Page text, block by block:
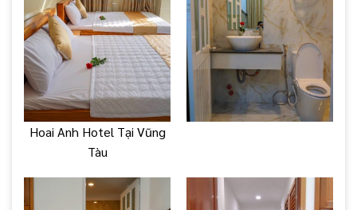
Hoai Anh Hotel Tại Vũng
Tàu